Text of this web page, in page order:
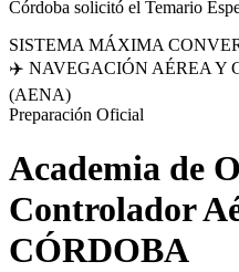
Córdoba solicitó el Temario
SISTEMA MÁXIMA
✈️ NAVEGACIÓN AÉREA Y
(AENA)
Preparación Oficial
Academia de
Controlador
CÓRDOBA